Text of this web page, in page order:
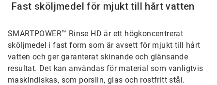
Fast sköljmedel för mjukt till hårt vatten
SMARTPOWER™ Rinse HD är ett högkoncentrerat
sköljmedel i fast form som är avsett för mjukt till hårt
vatten och ger garanterat skinande och glänsande
resultat. Det kan användas för material som vanligtvis
maskindiskas, som porslin, glas och rostfritt stål.